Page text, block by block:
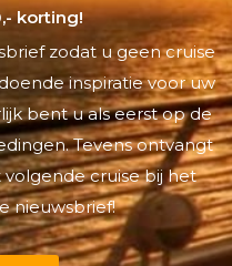
korting!
zodat u geen cruise
inspiratie voor uw
bent u als eerst op de
Tevens ontvangt
cruise bij het
nieuwsbrief!